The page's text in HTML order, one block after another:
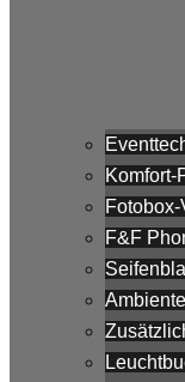
Komfort-
F&F